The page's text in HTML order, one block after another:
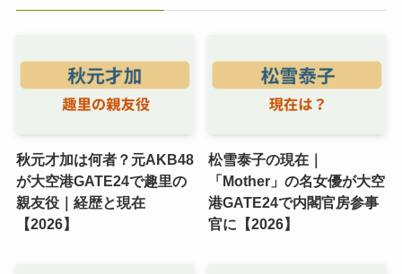
秋元才加は何者？元AKB48
が大空港GATE24で趣里の
親友役｜経歴と現在
【2026】
松雪泰子の現在｜
「Mother」の名女優が大空
港GATE24で内閣官房参事
官に【2026】